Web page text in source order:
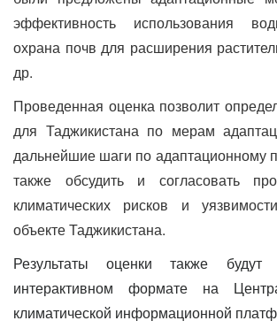
эффективность использования
охрана почв для расширения
др.
Проведенная оценка позволит
для Таджикистана по мерам
дальнейшие шаги по адаптационному
также обсудить и согласовать
климатических рисков и
объекте Таджикистана.
Результаты оценки также
интерактивном формате на
климатической информационной